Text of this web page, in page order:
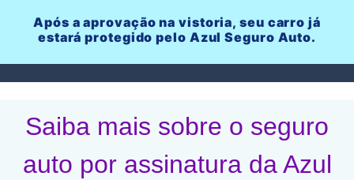
Após a aprovação na vistoria, seu carro já
estará protegido pelo Azul Seguro Auto.
Saiba mais sobre o seguro
auto por assinatura da Azul